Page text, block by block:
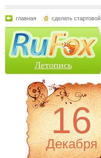
главная сделать стартовой
Летопись
16
Декабря